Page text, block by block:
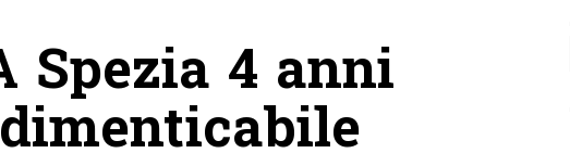
Spezia 4 anni